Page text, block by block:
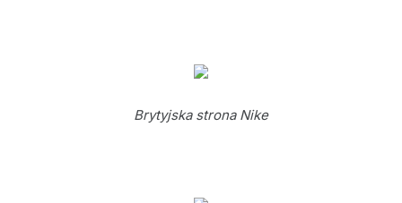
Brytyjska strona Nike